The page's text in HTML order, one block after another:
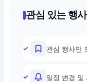
관심 있는 행
관심 행사만
일정 변경 및